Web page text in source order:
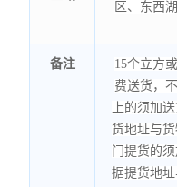
区、东西
备注
15个立方
费送货，
上的须加
货地址与
门提货的
据提货地址